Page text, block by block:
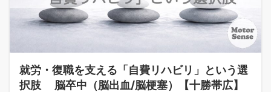
就労・復職を支える「自費リハビリ」という選
択肢 脳卒中（脳出血/脳梗塞）【十勝帯広】